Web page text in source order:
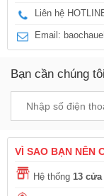
Liên hệ
Email:
Bạn cần chúng
VÌ SAO BẠN NÊN
Hệ thống 13